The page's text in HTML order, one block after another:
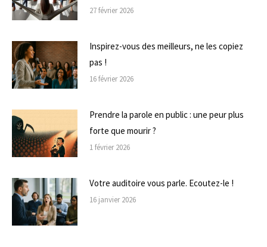
27 février 2026
Inspirez-vous des meilleurs, ne les copiez
pas !
16 février 2026
Prendre la parole en public : une peur plus
forte que mourir ?
1 février 2026
Votre auditoire vous parle. Ecoutez-le !
16 janvier 2026